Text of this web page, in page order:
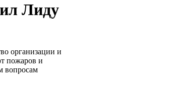
Лиду
организации и
пожаров и
вопросам